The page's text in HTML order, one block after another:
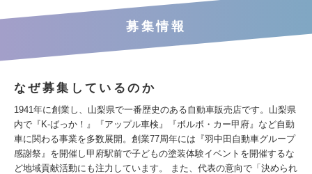
募集情報
なぜ募集しているのか
1941年に創業し、山梨県で一番歴史のある自動車販売店です。山梨県
内で『K-ばっか！』『アップル車検』『ボルボ・カー甲府』など自動
車に関わる事業を多数展開。創業77周年には『羽中田自動車グループ
感謝祭』を開催し甲府駅前で子どもの塗装体験イベントを開催するな
ど地域貢献活動にも注力しています。 また、代表の意向で「決められ